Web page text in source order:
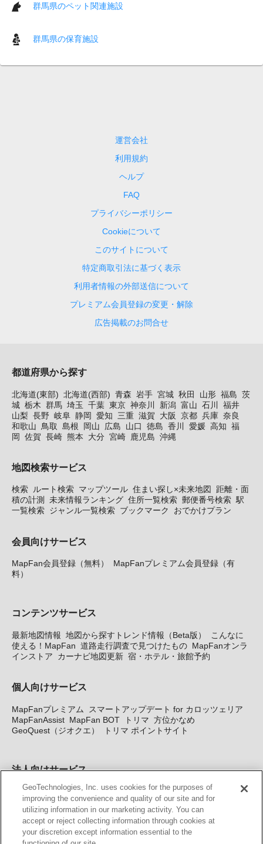
群馬県のペット関連施設
群馬県の保育施設
運営会社
利用規約
ヘルプ
FAQ
プライバシーポリシー
Cookieについて
このサイトについて
特定商取引法に基づく表示
利用者情報の外部送信について
プレミアム会員登録の変更・解除
広告掲載のお問合せ
都道府県から探す
北海道(東部) 北海道(西部) 青森 岩手 宮城 秋田 山形 福島 茨
城 栃木 群馬 埼玉 千葉 東京 神奈川 新潟 富山 石川
福井
山梨 長野 岐阜 静岡 愛知 三重 滋賀 大阪 京都 兵庫 奈良
和歌山
鳥取 島根 岡山 広島 山口 徳島 香川 愛媛 高知 福
岡 佐賀 長崎 熊本 大分 宮崎 鹿児島 沖縄
地図検索サービス
検索 ルート検索 マップツール 住まい探し×未来地図
距離・面
積の計測
未来情報ランキング 住所一覧検索 郵便番号検索 駅
一覧検索 ジャンル一覧検索 ブックマーク おでかけプラン
会員向けサービス
MapFan会員登録（無料）
MapFanプレミアム会員登録（有
料）
コンテンツサービス
最新地図情報 地図から探すトレンド情報（Beta版）
こんなに
使える！MapFan 道路走行調査で見つけたもの MapFanオンラ
インストア
カーナビ地図更新 宿・ホテル・旅館予約
個人向けサービス
MapFanプレミアム
スマートアップデート for カロッツェリア
MapFanAssist MapFan BOT トリマ 方位かなめ
GeoQuest（ジオクエ）
トリマ ポイントサイト
法人向けサービス
法人向け地図・位置情報サービス WEBサイト・システム向け地
図API Windows PC向け地図開発キット MapFan DB 住所確認
サービス
MAP WORLD+ トリマ広告 Geo-Research
GeoTechnologies, Inc. uses cookies for the purposes of
improving the convenience and quality of our site and for
utilizing information in our marketing activity. You can
accept or reject collecting information through cookies at
your discretion except information essential to the